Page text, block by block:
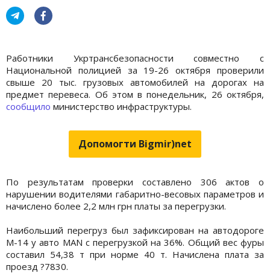
Работники Укртрансбезопасности совместно с
Национальной полицией за 19-26 октября проверили
свыше 20 тыс. грузовых автомобилей на дорогах на
предмет перевеса. Об этом в понедельник, 26 октября,
сообщило министерство инфраструктуры.
Допомогти Bigmir)net
По результатам проверки составлено 306 актов о
нарушении водителями габаритно-весовых параметров и
начислено более 2,2 млн грн платы за перегрузки.
Наибольший перегруз был зафиксирован на автодороге
М-14 у авто MAN с перегрузкой на 36%. Общий вес фуры
составил 54,38 т при норме 40 т. Начислена плата за
проезд ?7830.